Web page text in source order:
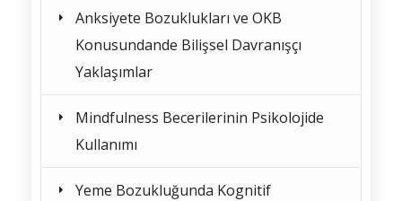
Anksiyete Bozuklukları ve OKB
Konusundande Bilişsel Davranışçı
Yaklaşımlar
Mindfulness Becerilerinin Psikolojide
Kullanımı
Yeme Bozukluğunda Kognitif